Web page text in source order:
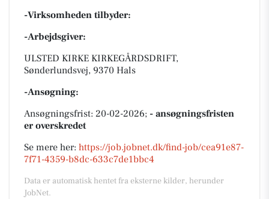
-Virksomheden tilbyder:
-Arbejdsgiver:
ULSTED KIRKE KIRKEGÅRDSDRIFT,
Sønderlundsvej, 9370 Hals
-Ansøgning:
Ansøgningsfrist: 20-02-2026; - ansøgningsfristen
er overskredet
Se mere her: https://job.jobnet.dk/find-job/cea91e87-
7f71-4359-b8dc-633c7de1bbc4
Data er automatisk hentet fra eksterne kilder, herunder
JobNet.